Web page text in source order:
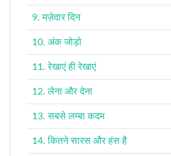
9. मज़ेदार दिन
10. अंक जोड़ो
11. रेखाएं ही रेखाएं
12. लेना और देना
13. सबसे लम्बा कदम
14. कितने सारस और हंस है